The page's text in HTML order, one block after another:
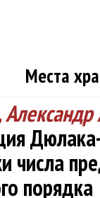
Места
числа
порядка